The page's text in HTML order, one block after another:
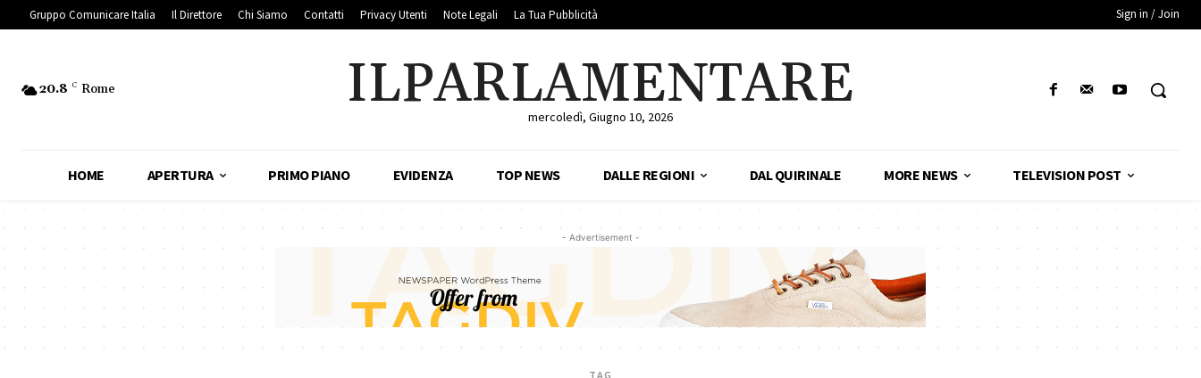
Gruppo Comunicare Italia Il Direttore Chi Siamo Contatti Privacy Utenti Note Legali La Tua Pubblicità Sign in / Join
20.8 C Rome ILPARLAMENTARE
mercoledì, Giugno 10, 2026
HOME APERTURA PRIMO PIANO EVIDENZA TOP NEWS DALLE REGIONI DAL QUIRINALE MORE NEWS TELEVISION POST
- Advertisement -
TAG